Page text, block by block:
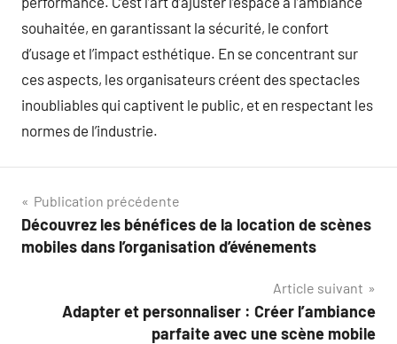
souhaitée, en garantissant la sécurité, le confort
d’usage et l’impact esthétique. En se concentrant sur
ces aspects, les organisateurs créent des spectacles
inoubliables qui captivent le public, et en respectant les
normes de l’industrie.
Navigation
de
Publication précédente
Découvrez les bénéfices de la location de scènes
mobiles dans l’organisation d’événements
Article suivant
Adapter et personnaliser : Créer l’ambiance
parfaite avec une scène mobile